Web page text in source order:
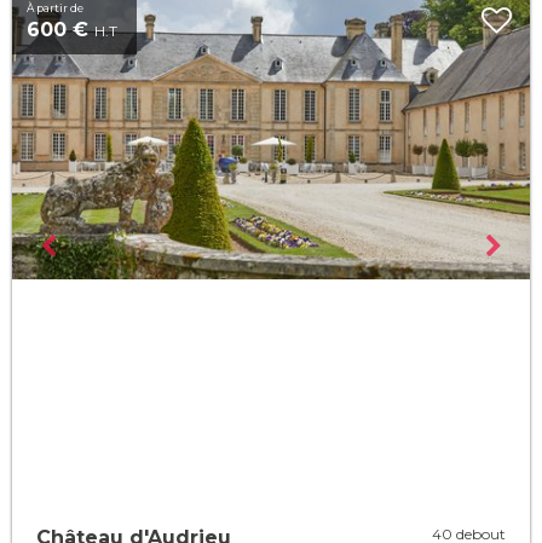
À partir de
600 €H.T
Château d'Audrieu
40 debout